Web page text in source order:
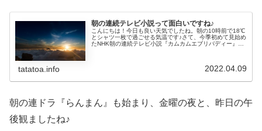
朝の連続テレビ小説って面白いですね♪
こんにちは！今日も良い天気でしたね。朝の10時前で18℃
とシャツ一枚で過ごせる気温です♪さて、今季初めて見始め
たNHK朝の連続テレビ小説『カムカムエブリバディー』を
tatatoa.info 2022.04.09
朝の連ドラ『らんまん』も始まり、金曜の夜と、昨日の午
後観ましたね♪